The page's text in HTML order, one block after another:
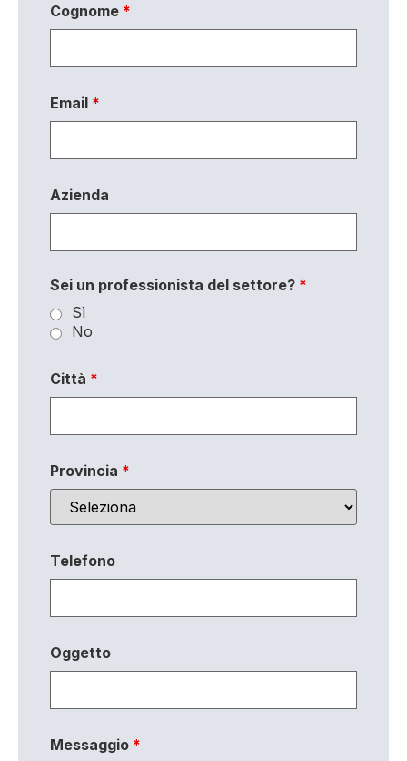
Cognome *
Email *
Azienda
Sei un professionista del settore? *
Sì
No
Città *
Provincia *
Telefono
Oggetto
Messaggio *